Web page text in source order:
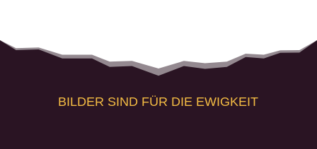
BILDER SIND FÜR DIE EWIGKEIT